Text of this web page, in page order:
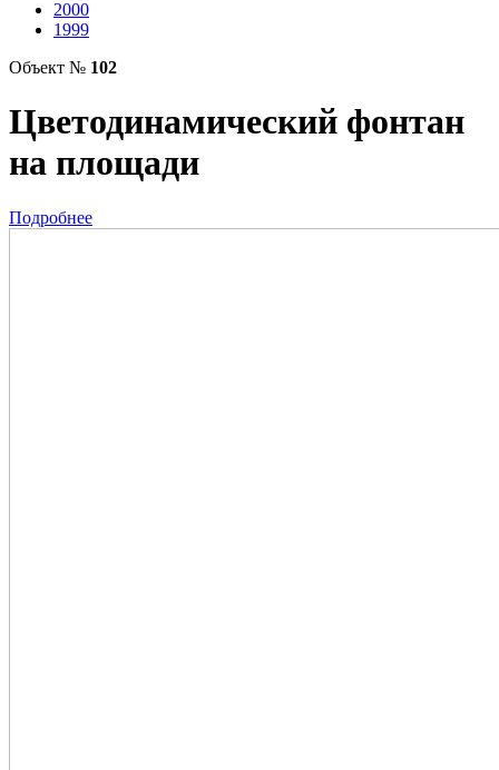
2000
1999
Объект № 102
Цветодинамический фонтан
на площади
Подробнее